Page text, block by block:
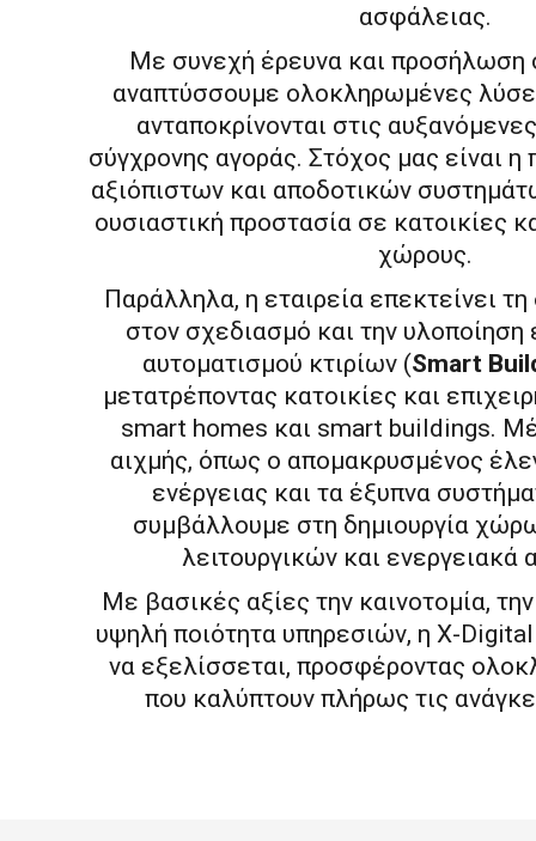
ασφάλειας.
Με συνεχή έρευνα και προσήλωση
αναπτύσσουμε ολοκληρωμένες
ανταποκρίνονται στις
σύγχρονης αγοράς. Στόχος μας είναι
αξιόπιστων και αποδοτικών
ουσιαστική προστασία σε κατοικίες
χώρους.
Παράλληλα, η εταιρεία επεκτείνει
στον σχεδιασμό και την
αυτοματισμού κτιρίων (Smart
μετατρέποντας κατοικίες και
smart homes και smart buildings.
αιχμής, όπως ο απομακρυσμένος
ενέργειας και τα έξυπνα
συμβάλλουμε στη δημιουργία
λειτουργικών και ενεργειακά
Με βασικές αξίες την καινοτομία, την
υψηλή ποιότητα υπηρεσιών, η X-
να εξελίσσεται, προσφέροντας
που καλύπτουν πλήρως τις